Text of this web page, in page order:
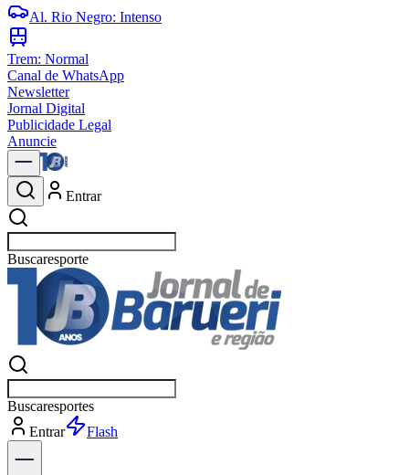
Al. Rio Negro: Intenso
Trem: Normal
Canal de WhatsApp
Newsletter
Jornal Digital
Publicidade Legal
Anuncie
Entrar
Buscarpolítica
Buscarpolítica
Entrar
Explorar